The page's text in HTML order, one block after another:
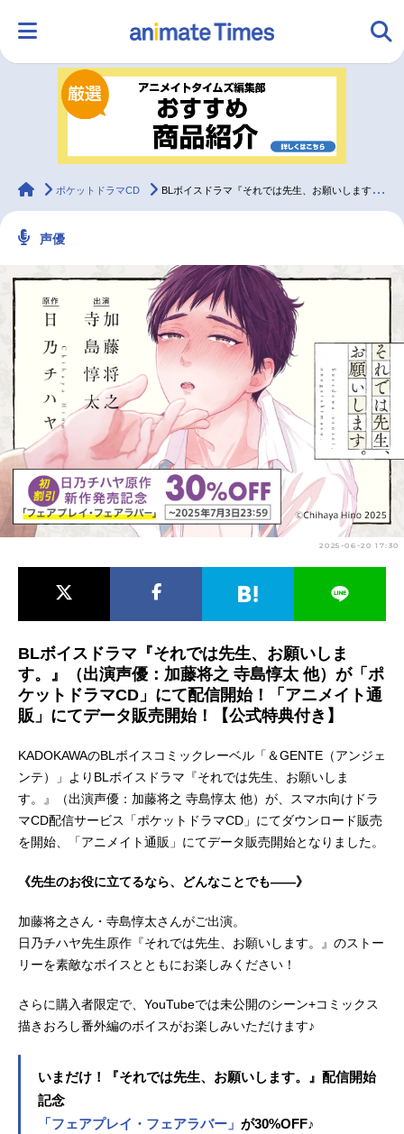
ランキング アニメ
ラジオ みんなの声
2.5次元 配信・Vtuber トレンド
最新記事一覧
アニメ記事一覧 声優記事一覧
アニメ映画一覧 実写化映画一覧
今期アニメ曜日別一覧
春アニメ 夏アニメ
男性声優/女性声優一覧
animateTimes
ポケットドラマCD BLボイスドラマ『それでは先生、お願いします。』（出演声優：加藤将之 寺島惇太 他）が配信・データ販売開始！【公式特典付き】
声優
2025-06-20 17:30
BLボイスドラマ『それでは先生、お願いしま
す。』（出演声優：加藤将之 寺島惇太 他）が「ポ
ケットドラマCD」にて配信開始！「アニメイト通
販」にてデータ販売開始！【公式特典付き】
KADOKAWAのBLボイスコミックレーベル「＆GENTE（アンジェ
ンテ）」よりBLボイスドラマ『それでは先生、お願いしま
す。』（出演声優：加藤将之 寺島惇太 他）が、スマホ向けドラ
マCD配信サービス「ポケットドラマCD」にてダウンロード販売
を開始、「アニメイト通販」にてデータ販売開始となりました。
《先生のお役に立てるなら、どんなことでも――》
加藤将之さん・寺島惇太さんがご出演。
日乃チハヤ先生原作『それでは先生、お願いします。』のストー
リーを素敵なボイスとともにお楽しみください！
さらに購入者限定で、YouTubeでは未公開のシーン+コミックス
描きおろし番外編のボイスがお楽しみいただけます♪
いまだけ！『それでは先生、お願いします。』配信開始
記念
「フェアプレイ・フェアラバー」 が30%OFF♪